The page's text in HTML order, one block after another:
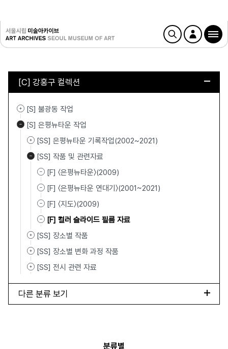
[C] 강홍구 컬렉션
[S] 불광동 작업
[S] 은평뉴타운 작업
[SS] 은평뉴타운 기록작업(2002~2021)
[SS] 작품 및 관련자료
[F] 〈은평뉴타운〉(2009)
[F] 〈은평뉴타운 연대기〉(2001~2021)
[F] 〈지도〉(2009)
[F] 컬러 슬라이드 필름 자료
[SS] 장소별 작품
[SS] 장소별 변화 과정 작품
[SS] 전시 관련 자료
다른 분류 보기
분류별